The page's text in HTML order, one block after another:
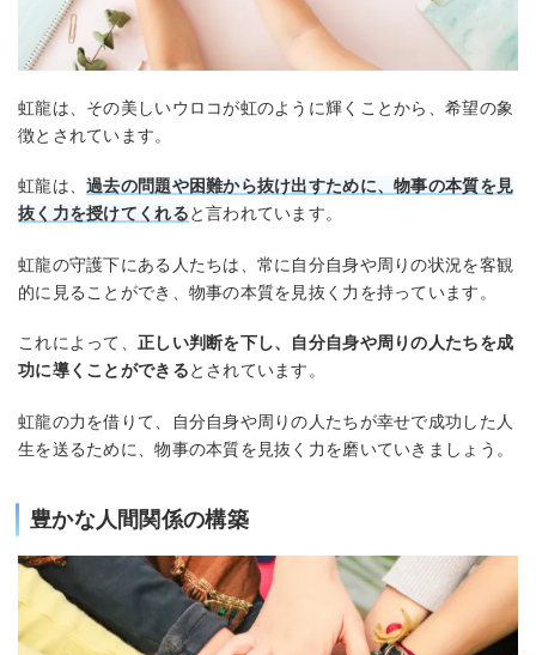
虹龍は、その美しいウロコが虹のように輝くことから、希望の象
徴とされています。
虹龍は、過去の問題や困難から抜け出すために、物事の本質を見
抜く力を授けてくれると言われています。
虹龍の守護下にある人たちは、常に自分自身や周りの状況を客観
的に見ることができ、物事の本質を見抜く力を持っています。
これによって、 正しい判断を下し、自分自身や周りの人たちを成
功に導くことができるとされています。
虹龍の力を借りて、自分自身や周りの人たちが幸せで成功した人
生を送るために、物事の本質を見抜く力を磨いていきましょう。
豊かな人間関係の構築